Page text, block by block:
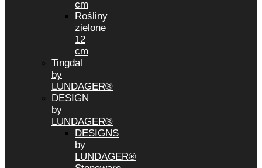
cm
Rośliny
zielone
12
cm
Tingdal
by
LUNDAGER®
DESIGN
by
LUNDAGER®
DESIGNS
by
LUNDAGER®